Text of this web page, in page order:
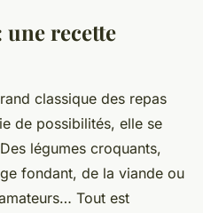
une recette
classique des repas
de possibilités, elle se
légumes croquants,
fondant, de la viande ou
Tout est